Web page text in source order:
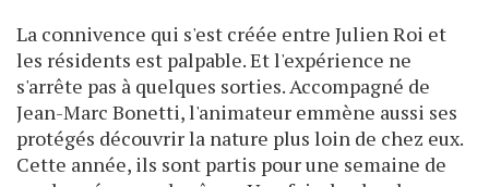
La connivence qui s'est créée entre Julien Roi et
les résidents est palpable. Et l'expérience ne
s'arrête pas à quelques sorties. Accompagné de
Jean-Marc Bonetti, l'animateur emmène aussi ses
protégés découvrir la nature plus loin de chez eux.
Cette année, ils sont partis pour une semaine de